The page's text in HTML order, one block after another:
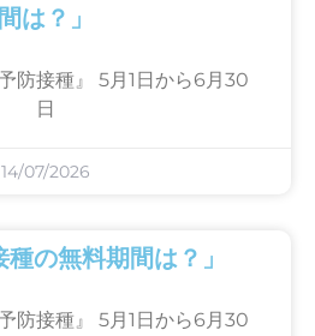
間は？」
防接種』 5月1日から6月30
日
14/07/2026
種の無料期間は？」
防接種』 5月1日から6月30